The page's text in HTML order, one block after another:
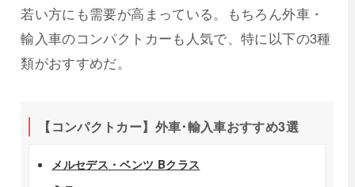
若い方にも需要が高まっている。もちろん外車・
輸入車のコンパクトカーも人気で、特に以下の3種
類がおすすめだ。
【コンパクトカー】外車･輸入車おすすめ3選
メルセデス・ベンツ Bクラス